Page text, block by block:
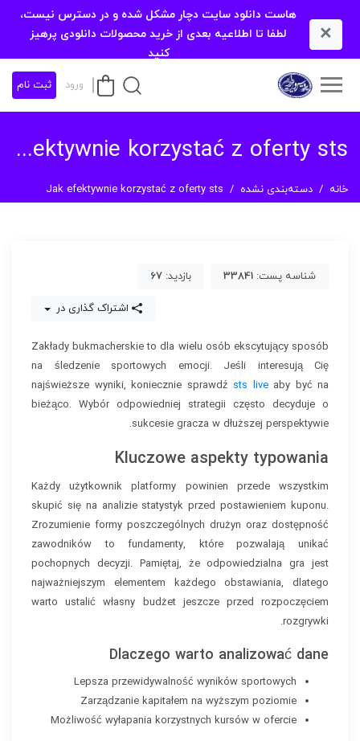
×
هاست دانلود سایت دچار مشکل شده و در دسترس نیست،
لطفا تا اطلاعیه بعدی از خرید محصولات دانلودی پرهیز
کنید
ورود ثبت نام
Jak efektywnie korzystać z oferty sts
خانه دسته‌بندی نشده Jak efektywnie korzystać z oferty sts
شناسه پست: 33841 بازدید: 67
اشتراک گذاری در
Zakłady bukmacherskie to dla wielu osób ekscytujący sposób
na śledzenie sportowych emocji. Jeśli interesują Cię
najświeższe wyniki, koniecznie sprawdź sts liveaby być na
bieżąco. Wybór odpowiedniej strategii często decyduje o
sukcesie gracza w dłuższej perspektywie.
Kluczowe aspekty typowania
Każdy użytkownik platformy powinien przede wszystkim
skupić się na analizie statystyk przed postawieniem kuponu.
Zrozumienie formy poszczególnych drużyn oraz dostępność
zawodników to fundamenty, które pozwalają unikać
pochopnych decyzji. Pamiętaj, że odpowiedzialna gra jest
najważniejszym elementem każdego obstawiania, dlatego
warto ustalić własny budżet jeszcze przed rozpoczęciem
rozgrywki.
Dlaczego warto analizować dane
Lepsza przewidywalność wyników sportowych
Zarządzanie kapitałem na wyższym poziomie
Możliwość wyłapania korzystnych kursów w ofercie